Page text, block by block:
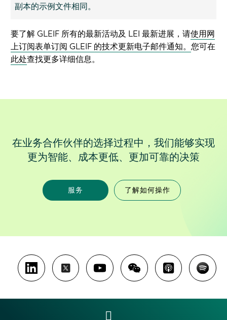
副本的示例文件相同。
要了解 GLEIF 所有的最新活动及 LEI 最新进展，请使用网
上订阅表单订阅 GLEIF 的技术更新电子邮件通知。 您可在
此处查找更多详细信息。
在业务合作伙伴的选择过程中，我们能够实现
更为智能、成本更低、更加可靠的决策
服务 了解如何操作